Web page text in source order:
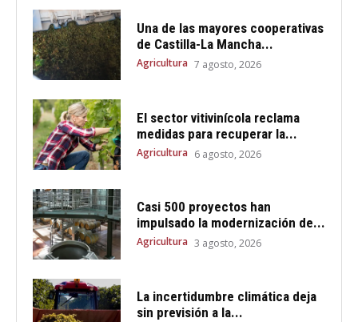
Una de las mayores cooperativas
de Castilla-La Mancha...
Agricultura 7 agosto, 2026
El sector vitivinícola reclama
medidas para recuperar la...
Agricultura 6 agosto, 2026
Casi 500 proyectos han
impulsado la modernización de...
Agricultura 3 agosto, 2026
La incertidumbre climática deja
sin previsión a la...